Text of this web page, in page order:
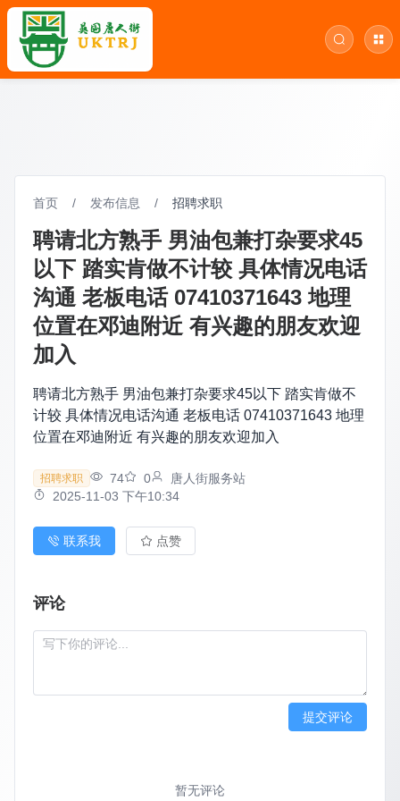
首页 / 发布信息 / 招聘求职
聘请北方熟手 男油包兼打杂要求45
以下 踏实肯做不计较 具体情况电话
沟通 老板电话 07410371643 地理
位置在邓迪附近 有兴趣的朋友欢迎
加入
聘请北方熟手 男油包兼打杂要求45以下 踏实肯做不
计较 具体情况电话沟通 老板电话 07410371643 地理
位置在邓迪附近 有兴趣的朋友欢迎加入
招聘求职 74 0
唐人街服务站
2025-11-03 下午10:34
联系我 点赞
评论
提交评论
暂无评论